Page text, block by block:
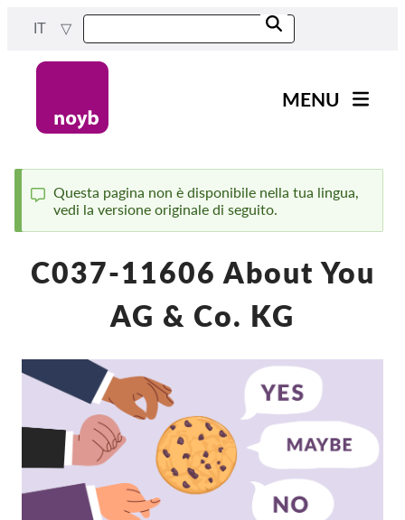
content
IT
navigation
MENU
Progetti
Tutti i casi
Reports & Resources
Exercise your rights!
Sostienici!
Iscrizione
Donazioni
Sponsorizzazione
Status
message
Questa pagina non è disponibile nella tua lingua,
vedi la versione originale di seguito.
C037-11606 About You
AG & Co. KG